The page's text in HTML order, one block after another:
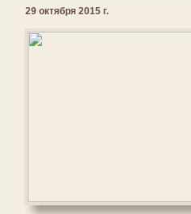
29 октября 2015 г.